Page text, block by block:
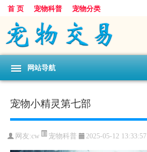
首 页 宠物科普 宠物分类
网站导航
宠物小精灵第七部
网友:cw 宠物科普 2025-05-12 13:33:57